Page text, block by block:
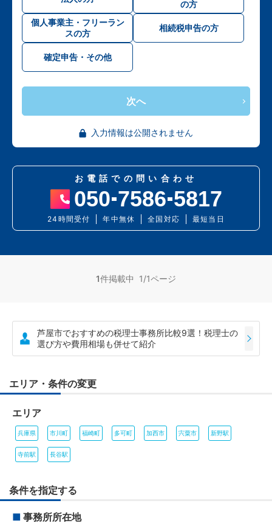
の方
個人事業主・フリーラン
スの方
相続税申告の方
確定申告・その他
次へ
入力情報は公開されません
お電話での問い合わせ
050 7586 5817
24時間受付 年中無休 全国対応 最短当日
1件掲載中 1/1ページ
芦屋市でおすすめの税理士事務所比較9選！税理士の
選び方や費用相場も併せて紹介
エリア・条件の変更
エリア
兵庫県 市川町 福崎町 多可町 加西市 宍粟市 新野駅
寺前駅 長谷駅
条件を指定する
■ 事務所所在地